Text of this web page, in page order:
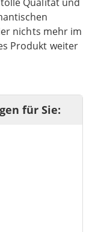
nichts mehr im
Produkt weiter
für Sie: